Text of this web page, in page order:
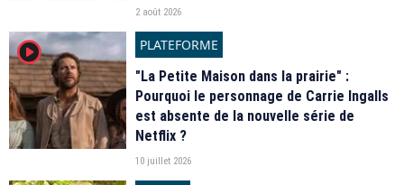
2 août 2026
player2
PLATEFORME
"La Petite Maison dans la prairie" :
Pourquoi le personnage de Carrie Ingalls
est absente de la nouvelle série de
Netflix ?
10 juillet 2026